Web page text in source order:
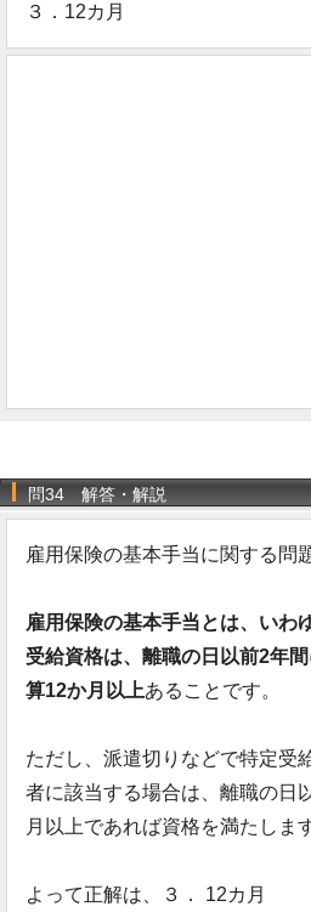
３．12カ月
問34 解答・解説
雇用保険の基本手当に関する問
雇用保険の基本手当とは、いわ
受給資格は、離職の日以前2年
算12か月以上あることです。
ただし、派遣切りなどで特定受
者に該当する場合は、離職の日
月以上であれば資格を満たしま
よって正解は、３． 12カ月